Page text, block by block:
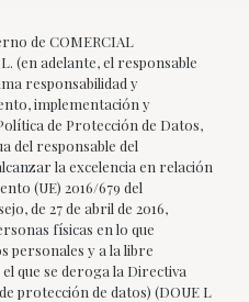
de COMERCIAL
(en adelante, el responsable
responsabilidad y
implementación y
de Protección de Datos,
del responsable del
la excelencia en relación
(UE) 2016/679 del
de 27 de abril de 2016,
físicas en lo que
personales y a la libre
que se deroga la Directiva
protección de datos) (DOUE L